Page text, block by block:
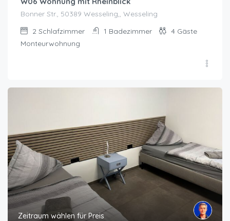
Bonner Str., 50389 Wesseling,, Wesseling
2 Schlafzimmer 1 Badezimmer 4 Gäste
Monteurwohnung
Zeitraum wählen für Preis